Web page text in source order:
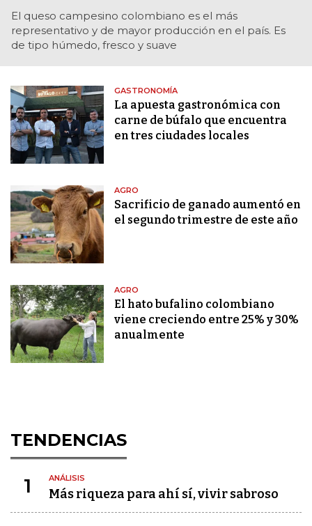
El queso campesino colombiano es el más
representativo y de mayor producción en el país. Es
de tipo húmedo, fresco y suave
GASTRONOMÍA
La apuesta gastronómica con
carne de búfalo que encuentra
en tres ciudades locales
AGRO
Sacrificio de ganado aumentó en
el segundo trimestre de este año
AGRO
El hato bufalino colombiano
viene creciendo entre 25% y 30%
anualmente
TENDENCIAS
1 ANÁLISIS
Más riqueza para ahí sí, vivir sabroso